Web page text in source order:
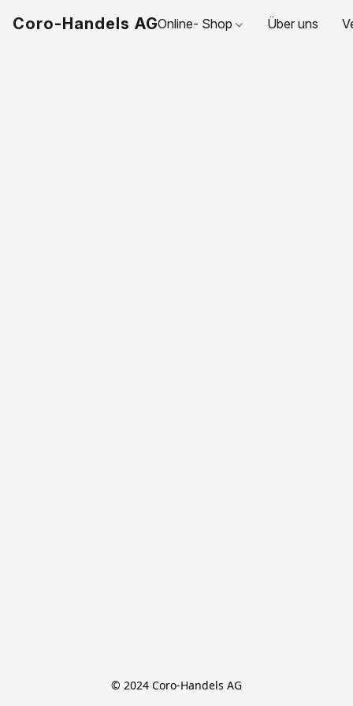
Coro-Handels AGOnline- Shop Über uns
© 2024 Coro-Handels AG